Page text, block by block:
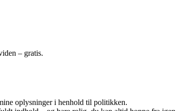
– gratis.
oplysninger i henhold til politikken.